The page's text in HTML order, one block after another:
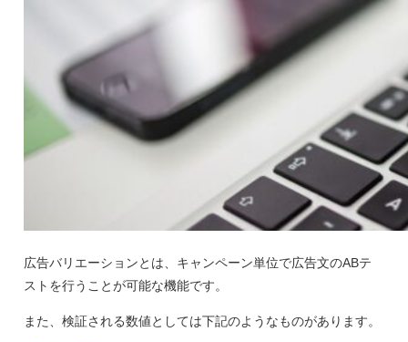
広告バリエーションとは、キャンペーン単位で広告文のABテ
ストを行うことが可能な機能です。
また、検証される数値としては下記のようなものがあります。